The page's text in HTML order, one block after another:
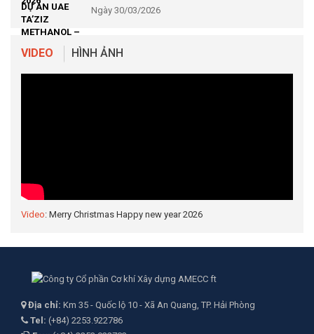
Ngày 30/03/2026
VIDEO HÌNH ẢNH
Video: Merry Christmas Happy new year 2026
Địa chỉ: Km 35 - Quốc lộ 10 - Xã An Quang, TP. Hải Phòng
Tel: (+84) 2253.922786